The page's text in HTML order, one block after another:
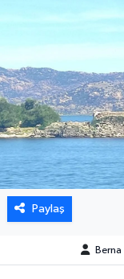
Paylaş
Berna
BİLİM VE
GENEL
GÜNDEM
HABERDE
KÜLTÜR